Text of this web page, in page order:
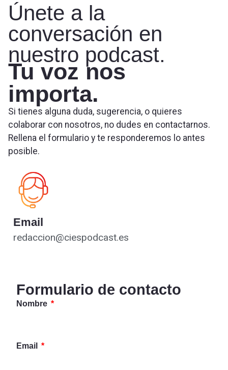
Únete a la
conversación en
nuestro podcast.
Tu voz nos
importa.
Si tienes alguna duda, sugerencia, o quieres
colaborar con nosotros, no dudes en contactarnos.
Rellena el formulario y te responderemos lo antes
posible.
Email
redaccion@ciespodcast.es
Formulario de contacto
Nombre
Email